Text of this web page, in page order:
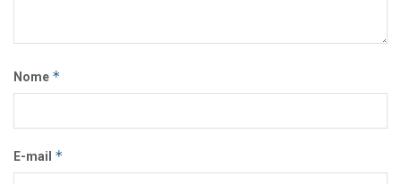
Nome *
E-mail *